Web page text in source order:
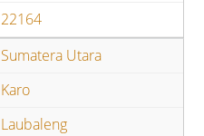
22164
Sumatera Utara
Karo
Laubaleng